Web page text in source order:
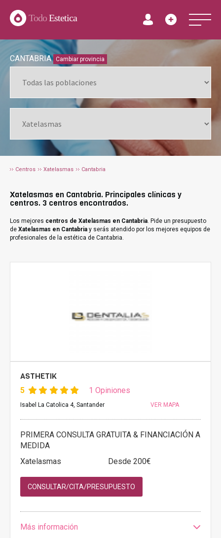
TodoEstetica
CANTABRIA Cambiar provincia
Centros Xatelasmas Cantabria
Xatelasmas en Cantabria. Principales clínicas y
centros. 3 centros encontrados.
Los mejores centros de Xatelasmas en Cantabria. Pide un presupuesto
de Xatelasmas en Cantabria y serás atendido por los mejores equipos de
profesionales de la estética de Cantabria.
ASTHETIK
5 1 Opiniones
Isabel La Catolica 4, Santander VER MAPA
PRIMERA CONSULTA GRATUITA & FINANCIACIÓN A
MEDIDA
Xatelasmas
Desde 200€
CONSULTAR/CITA/PRESUPUESTO
Más información